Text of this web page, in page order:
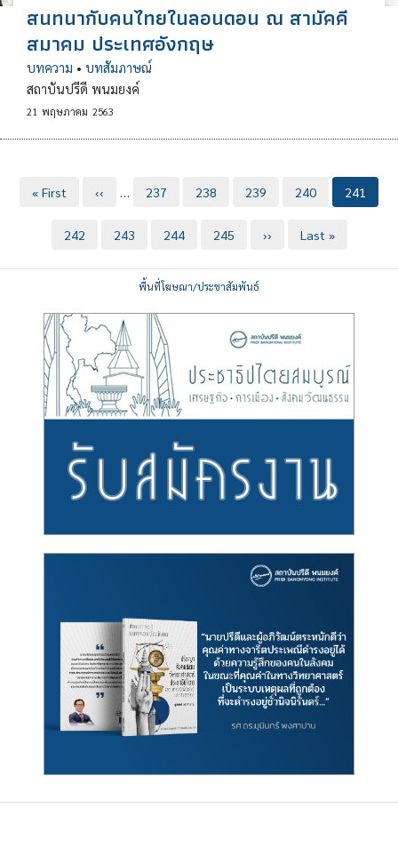
สนทนากับคนไทยในลอนดอน ณ สามัคคี
สมาคม ประเทศอังกฤษ
บทความ • บทสัมภาษณ์
สถาบันปรีดี พนมยงค์
21 พฤษภาคม 2563
หน้า
« First
หน้า
หน้า
‹‹ … Page
237 Page
238 Page
239 Page
240
Current
241
Page
242 Page
243 Page
244 Page
245
Next
››
Last
Last »
พื้นที่โฆษณา/ประชาสัมพันธ์